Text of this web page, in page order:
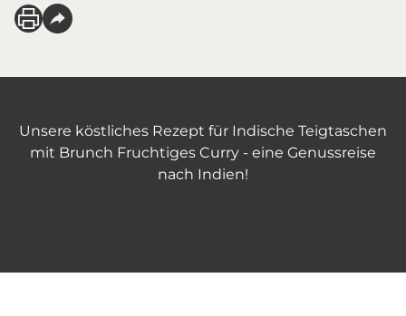
Unsere köstliches Rezept für Indische Teigtaschen
mit Brunch Fruchtiges Curry - eine Genussreise
nach Indien!